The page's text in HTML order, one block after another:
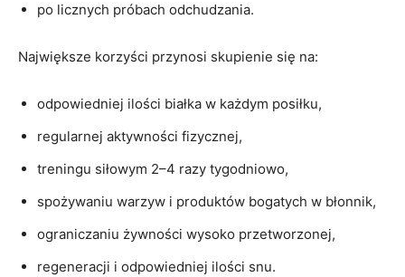
po licznych próbach odchudzania.
Największe korzyści przynosi skupienie się na:
odpowiedniej ilości białka w każdym posiłku,
regularnej aktywności fizycznej,
treningu siłowym 2–4 razy tygodniowo,
spożywaniu warzyw i produktów bogatych w błonnik,
ograniczaniu żywności wysoko przetworzonej,
regeneracji i odpowiedniej ilości snu.